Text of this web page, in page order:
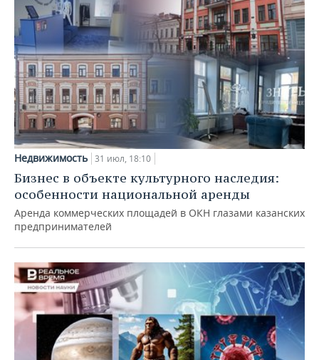
Недвижимость 31 июл, 18:10
Бизнес в объекте культурного наследия:
особенности национальной аренды
Аренда коммерческих площадей в ОКН глазами казанских
предпринимателей